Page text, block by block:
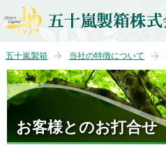
五十嵐製箱 当社の特徴について
お客様とのお打合せ